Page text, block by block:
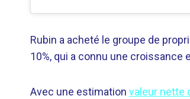
Rubin a acheté le groupe de
10%, qui a connu une
Avec une estimation valeur nette